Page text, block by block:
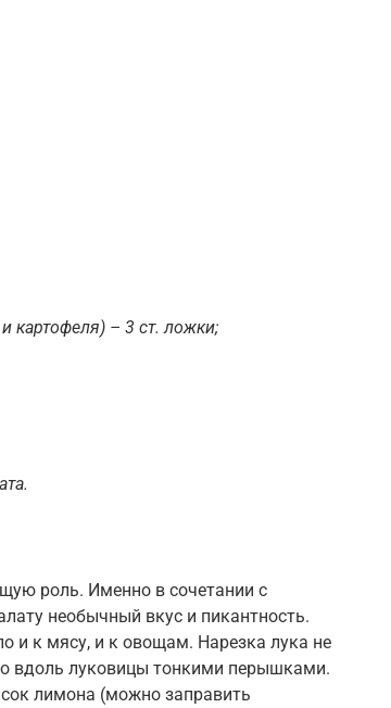
картофеля) – 3 ст. ложки;
роль. Именно в сочетании с
необычный вкус и пикантность.
и к мясу, и к овощам. Нарезка лука не
вдоль луковицы тонкими перышками.
лимона (можно заправить